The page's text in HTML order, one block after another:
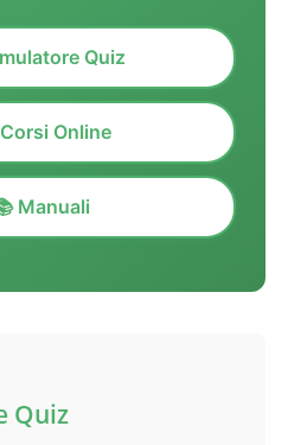
Quiz
Online
Manuali
Quiz